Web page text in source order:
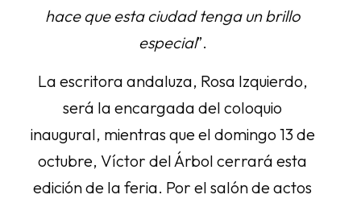
hace que esta ciudad tenga un brillo
especial”.
La escritora andaluza, Rosa Izquierdo,
será la encargada del coloquio
inaugural, mientras que el domingo 13 de
octubre, Víctor del Árbol cerrará esta
edición de la feria. Por el salón de actos